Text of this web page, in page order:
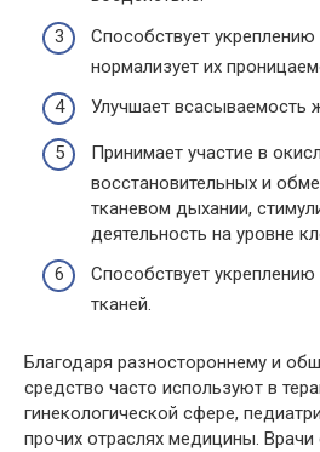
Способствует укреплению
нормализует их
Улучшает всасываемость
Принимает участие в
восстановительных и
тканевом дыхании,
деятельность на уровне
Способствует
тканей.
Благодаря разностороннему и
средство часто используют в
гинекологической сфере,
прочих отраслях медицины. Врачи